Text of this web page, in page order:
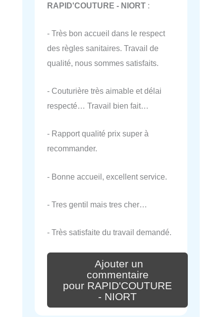
RAPID'COUTURE - NIORT :
- Très bon accueil dans le respect
des règles sanitaires. Travail de
qualité, nous sommes satisfaits.
- Couturière très aimable et délai
respecté… Travail bien fait…
- Rapport qualité prix super à
recommander.
- Bonne accueil, excellent service.
- Tres gentil mais tres cher…
- Très satisfaite du travail demandé.
Ajouter un
commentaire
pour RAPID'COUTURE
- NIORT